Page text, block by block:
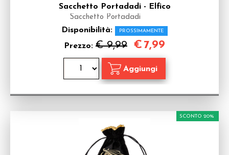
Sacchetto Portadadi - Elfico
Sacchetto Portadadi
Disponibilità: PROSSIMAMENTE
Prezzo: € 9,99 € 7,99
SCONTO 20%